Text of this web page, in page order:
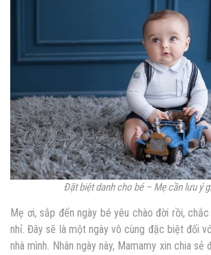
Đặt biệt danh cho bé – Mẹ cần lưu ý
Mẹ ơi, sắp đến ngày bé yêu chào đời rồi,
nhỉ. Đây sẽ là một ngày vô cùng đặc biệt đối
nhà mình. Nhân ngày này, Mamamy xin chia